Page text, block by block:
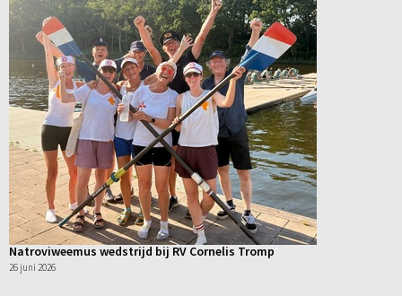
Natroviweemus wedstrijd bij RV Cornelis Tromp
26 juni 2026